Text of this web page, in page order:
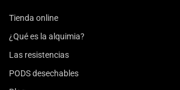
Tienda online
¿Qué es la alquimia?
Las resistencias
PODS desechables